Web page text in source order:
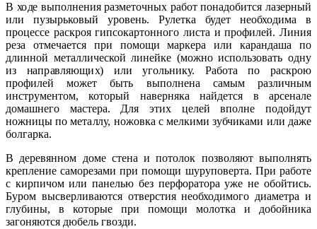
В ходе выполнения разметочных работ понадобится лазерный
или пузырьковый уровень. Рулетка будет необходима в
процессе раскроя гипсокартонного листа и профилей. Линия
реза отмечается при помощи маркера или карандаша по
длинной металлической линейке (можно использовать одну
из направляющих) или угольнику. Работа по раскрою
профилей может быть выполнена самым различным
инструментом, который наверняка найдется в арсенале
домашнего мастера. Для этих целей вполне подойдут
ножницы по металлу, ножовка с мелкими зубчиками или даже
болгарка.
В деревянном доме стена и потолок позволяют выполнять
крепление саморезами при помощи шуруповерта. При работе
с кирпичом или панелью без перфоратора уже не обойтись.
Буром высверливаются отверстия необходимого диаметра и
глубины, в которые при помощи молотка и добойника
загоняются дюбель гвозди.